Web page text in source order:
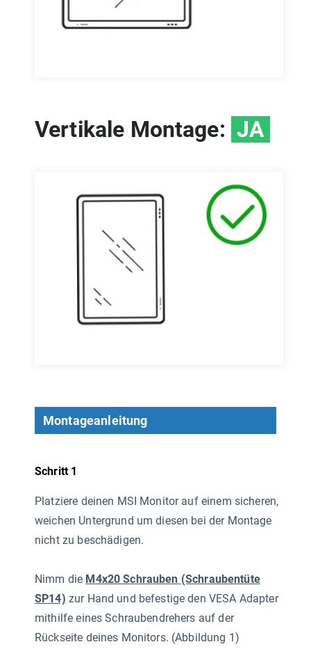
Vertikale Montage: JA
Montageanleitung
Schritt 1
Platziere deinen MSI Monitor auf einem sicheren,
weichen Untergrund um diesen bei der Montage
nicht zu beschädigen.
Nimm die M4x20 Schrauben (Schraubentüte
SP14) zur Hand und befestige den VESA Adapter
mithilfe eines Schraubendrehers auf der
Rückseite deines Monitors. (Abbildung 1)